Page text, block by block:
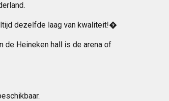
dezelfde laag van kwaliteit!�
de Heineken hall is de arena of